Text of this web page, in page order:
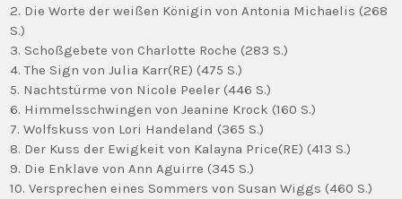
2. Die Worte der weißen Königin von Antonia Michaelis (268
S.)
3. Schoßgebete von Charlotte Roche (283 S.)
4. The Sign von Julia Karr(RE) (475 S.)
5. Nachtstürme von Nicole Peeler (446 S.)
6. Himmelsschwingen von Jeanine Krock (160 S.)
7. Wolfskuss von Lori Handeland (365 S.)
8. Der Kuss der Ewigkeit von Kalayna Price(RE) (413 S.)
9. Die Enklave von Ann Aguirre (345 S.)
10. Versprechen eines Sommers von Susan Wiggs (460 S.)